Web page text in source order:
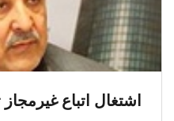
اشتغال اتباع